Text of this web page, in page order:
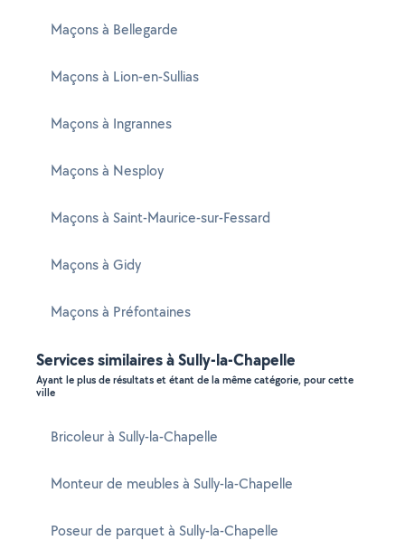
Maçons à Bellegarde
Maçons à Lion-en-Sullias
Maçons à Ingrannes
Maçons à Nesploy
Maçons à Saint-Maurice-sur-Fessard
Maçons à Gidy
Maçons à Préfontaines
Services similaires à Sully-la-Chapelle
Ayant le plus de résultats et étant de la même catégorie, pour cette
ville
Bricoleur à Sully-la-Chapelle
Monteur de meubles à Sully-la-Chapelle
Poseur de parquet à Sully-la-Chapelle